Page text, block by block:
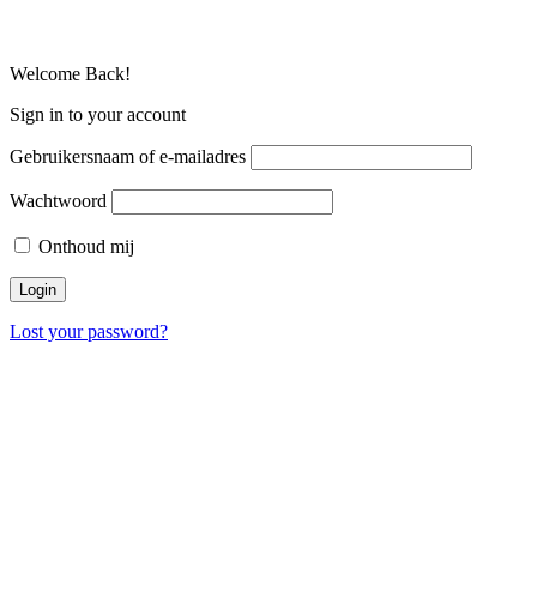
Welcome Back!
Sign in to your account
Gebruikersnaam of e-mailadres
Wachtwoord
Onthoud mij
Lost your password?